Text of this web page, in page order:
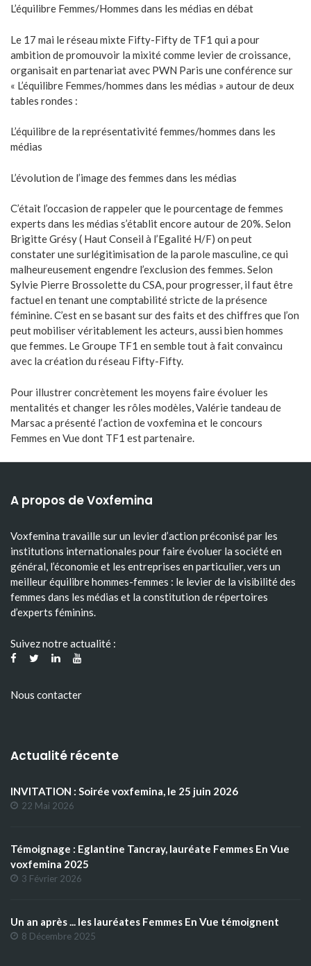
L’équilibre Femmes/Hommes dans les médias en débat
Le 17 mai le réseau mixte Fifty-Fifty de TF1 qui a pour
ambition de promouvoir la mixité comme levier de croissance,
organisait en partenariat avec PWN Paris une conférence sur
« L’équilibre Femmes/hommes dans les médias » autour de deux
tables rondes :
L’équilibre de la représentativité femmes/hommes dans les
médias
L’évolution de l’image des femmes dans les médias
C’était l’occasion de rappeler que le pourcentage de femmes
experts dans les médias s’établit encore autour de 20%. Selon
Brigitte Grésy ( Haut Conseil à l’Egalité H/F) on peut
constater une surlégitimisation de la parole masculine, ce qui
malheureusement engendre l’exclusion des femmes. Selon
Sylvie Pierre Brossolette du CSA, pour progresser, il faut être
factuel en tenant une comptabilité stricte de la présence
féminine. C’est en se basant sur des faits et des chiffres que l’on
peut mobiliser véritablement les acteurs, aussi bien hommes
que femmes. Le Groupe TF1 en semble tout à fait convaincu
avec la création du réseau Fifty-Fifty.
Pour illustrer concrètement les moyens faire évoluer les
mentalités et changer les rôles modèles, Valérie tandeau de
Marsac a présenté l’action de voxfemina et le concours
Femmes en Vue dont TF1 est partenaire.
A propos de Voxfemina
Voxfemina travaille sur un levier d’action préconisé par les
institutions internationales pour faire évoluer la société en
général, l’économie et les entreprises en particulier, vers un
meilleur équilibre hommes-femmes : le levier de la visibilité des
femmes dans les médias et la constitution de répertoires
d’experts féminins.
Suivez notre actualité :
Nous contacter
Actualité récente
INVITATION : Soirée voxfemina, le 25 juin 2026
22 Mai 2026
Témoignage : Eglantine Tancray, lauréate Femmes En Vue
voxfemina 2025
3 Février 2026
Un an après ... les lauréates Femmes En Vue témoignent
8 Décembre 2025